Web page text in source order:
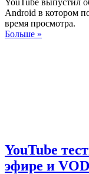
Android в котором
время просмотра.
Больше »
YouTube
эфире и VOD